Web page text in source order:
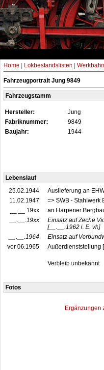
Home Lokbestandslisten
Fahrzeugportrait Jung 9849
Fahrzeugstamm
Hersteller: Jung
Fabriknummer:
9849
Baujahr:
1944
Lebenslauf
25.02.1944
Auslieferung an
11.02.1947
=> SWB - Stahlwerk
__.__.19xx
an Harpener
__.__.19xx
Einsatz auf Zeche
[__.__.1962 i. E. vh]
__.__.1964
Einsatz auf
vor 06.1965
Außerdienststellung
Verbleib unbekannt
Fotos
Ergänzungen